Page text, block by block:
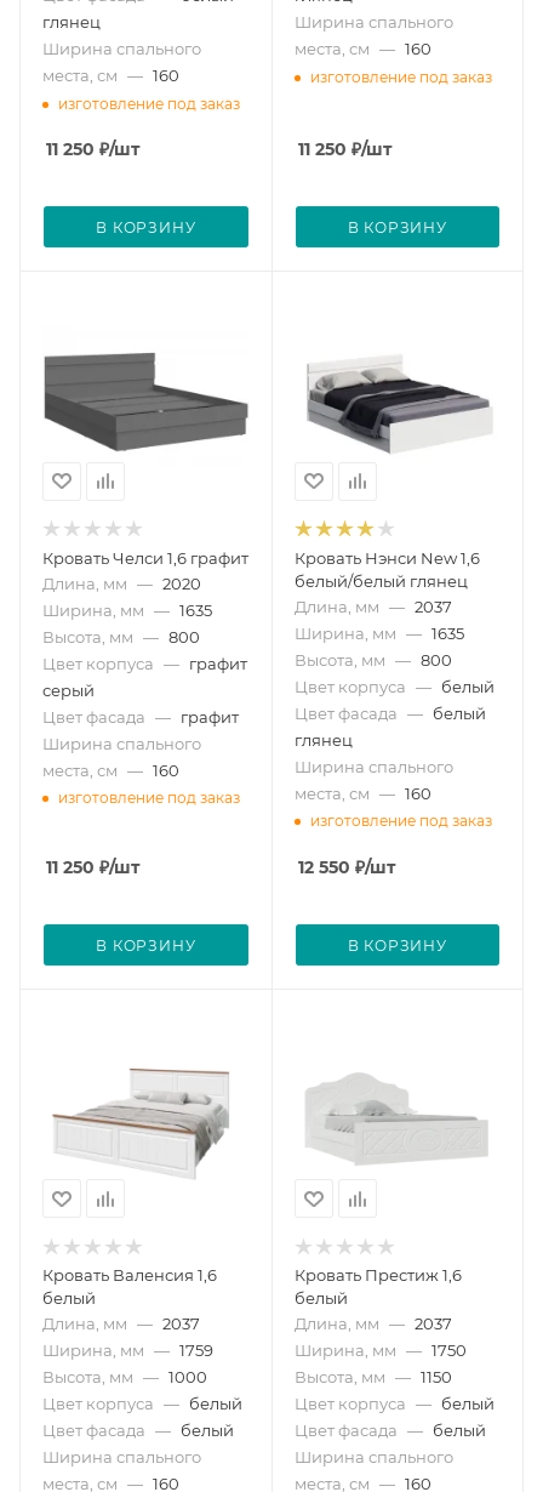
глянец
Ширина спального
места, см — 160
изготовление под заказ
11 250 ₽/шт
В КОРЗИНУ
Ширина спального
места, см — 160
изготовление под заказ
11 250 ₽/шт
В КОРЗИНУ
Кровать Челси 1,6 графит
Длина, мм — 2020
Ширина, мм — 1635
Высота, мм — 800
Цвет корпуса — графит
серый
Цвет фасада — графит
Ширина спального
места, см — 160
изготовление под заказ
11 250 ₽/шт
В КОРЗИНУ
Кровать Нэнси New 1,6
белый/белый глянец
Длина, мм — 2037
Ширина, мм — 1635
Высота, мм — 800
Цвет корпуса — белый
Цвет фасада — белый
глянец
Ширина спального
места, см — 160
изготовление под заказ
12 550 ₽/шт
В КОРЗИНУ
Кровать Валенсия 1,6
белый
Длина, мм — 2037
Ширина, мм — 1759
Высота, мм — 1000
Цвет корпуса — белый
Цвет фасада — белый
Ширина спального
места, см — 160
Кровать Престиж 1,6
белый
Длина, мм — 2037
Ширина, мм — 1750
Высота, мм — 1150
Цвет корпуса — белый
Цвет фасада — белый
Ширина спального
места, см — 160